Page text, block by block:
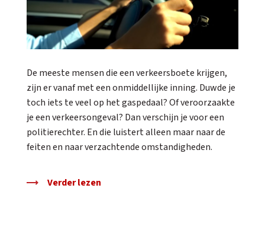
De meeste mensen die een verkeersboete krijgen,
zijn er vanaf met een onmiddellijke inning. Duwde je
toch iets te veel op het gaspedaal? Of veroorzaakte
je een verkeersongeval? Dan verschijn je voor een
politierechter. En die luistert alleen maar naar de
feiten en naar verzachtende omstandigheden.
Verder lezen